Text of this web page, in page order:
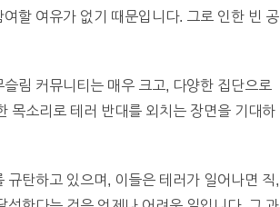
할 여유가 없기 때문입니다. 그로 인한 빈 공
림 커뮤니티는 매우 크고, 다양한 집단으로
목소리로 테러 반대를 외치는 장면을 기대하
탄하고 있으며, 이들은 테러가 일어나면 직,